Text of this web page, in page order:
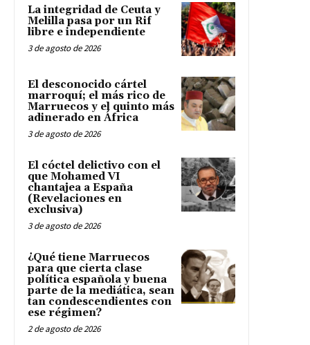
La integridad de Ceuta y
Melilla pasa por un Rif
libre e independiente
3 de agosto de 2026
El desconocido cártel
marroquí; el más rico de
Marruecos y el quinto más
adinerado en África
3 de agosto de 2026
El cóctel delictivo con el
que Mohamed VI
chantajea a España
(Revelaciones en
exclusiva)
3 de agosto de 2026
¿Qué tiene Marruecos
para que cierta clase
política española y buena
parte de la mediática, sean
tan condescendientes con
ese régimen?
2 de agosto de 2026